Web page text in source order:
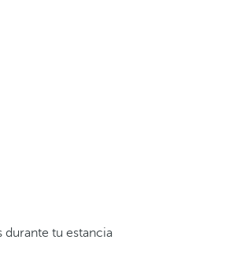
durante tu estancia